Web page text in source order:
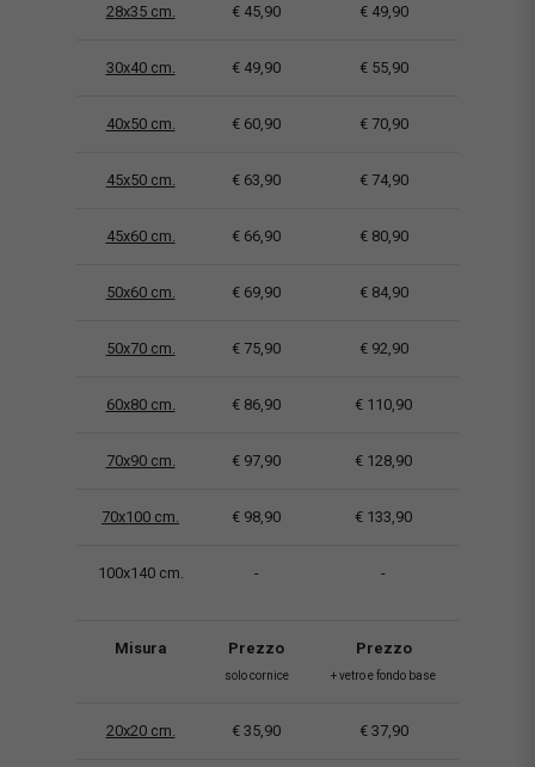
28x35 cm. € 45,90 € 49,90
30x40 cm. € 49,90 € 55,90
40x50 cm. € 60,90 € 70,90
45x50 cm. € 63,90 € 74,90
45x60 cm. € 66,90 € 80,90
50x60 cm. € 69,90 € 84,90
50x70 cm. € 75,90 € 92,90
60x80 cm. € 86,90 € 110,90
70x90 cm. € 97,90 € 128,90
70x100 cm. € 98,90 € 133,90
100x140 cm. - -
Misura Prezzo
solo cornice
Prezzo
+ vetro e fondo base
20x20 cm. € 35,90 € 37,90